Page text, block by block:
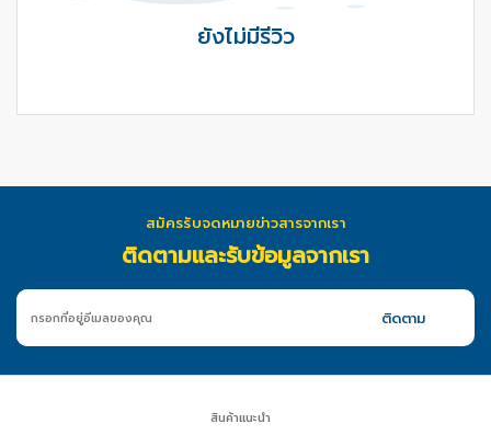
ยังไม่มีรีวิว
สมัครรับจดหมายข่าวสารจากเรา
ติดตามและรับข้อมูลจากเรา
สินค้าแนะนำ